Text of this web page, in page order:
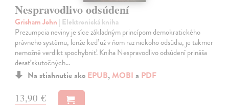
Nespravodlivo odsúdení
Grisham John | Elektronická kniha
Prezumpcia neviny je síce základným princípom demokratického
právneho systému, lenže keď už v ňom raz niekoho odsúdia, je takmer
nemožné verdikt spochybniť. Kniha Nespravodlivo odsúdení prináša
desať skutočných…
Na stiahnutie ako EPUB, MOBI a PDF
13,90 €